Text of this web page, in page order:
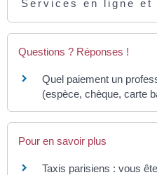
Services en ligne et
Questions ? Réponses !
Quel paiement un
(espèce, chèque, carte
Pour en savoir plus
Taxis parisiens : vous